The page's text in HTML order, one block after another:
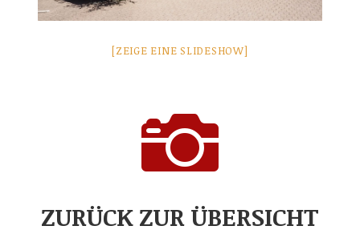
[ZEIGE EINE SLIDESHOW]

ZURÜCK ZUR ÜBERSICHT